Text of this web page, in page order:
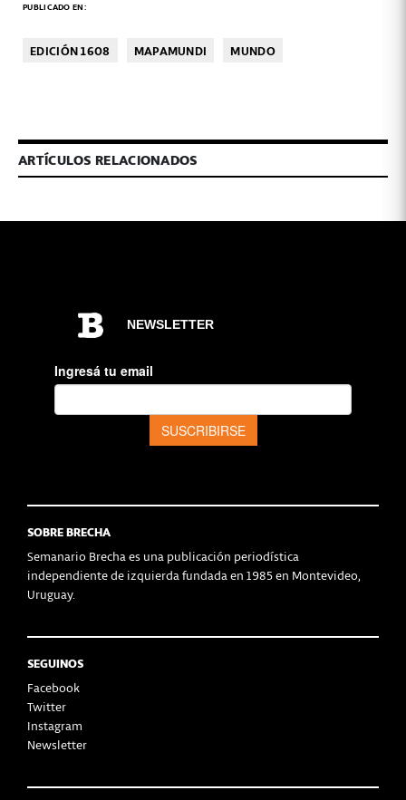
PUBLICADO EN:
EDICIÓN 1608 MAPAMUNDI MUNDO
ARTÍCULOS RELACIONADOS
SOBRE BRECHA
Semanario Brecha es una publicación periodística
independiente de izquierda fundada en 1985 en Montevideo,
Uruguay.
SEGUINOS
Facebook
Twitter
Instagram
Newsletter